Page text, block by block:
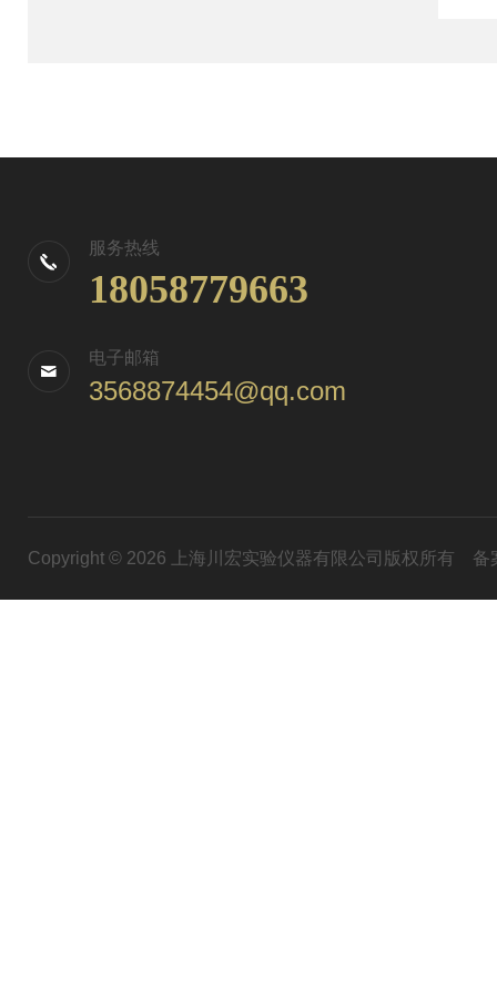
服务热线
18058779663
电子邮箱
3568874454@qq.com
Copyright © 2026 上海川宏实验仪器有限公司版权所有 备